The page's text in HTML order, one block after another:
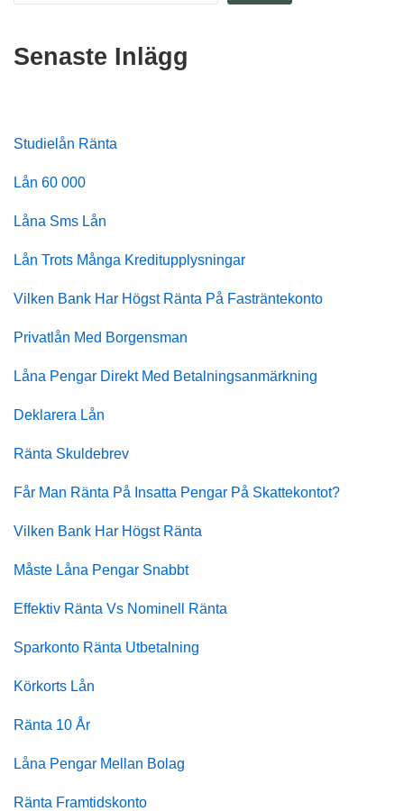
Senaste Inlägg
Studielån Ränta
Lån 60 000
Låna Sms Lån
Lån Trots Många Kreditupplysningar
Vilken Bank Har Högst Ränta På Fasträntekonto
Privatlån Med Borgensman
Låna Pengar Direkt Med Betalningsanmärkning
Deklarera Lån
Ränta Skuldebrev
Får Man Ränta På Insatta Pengar På Skattekontot?
Vilken Bank Har Högst Ränta
Måste Låna Pengar Snabbt
Effektiv Ränta Vs Nominell Ränta
Sparkonto Ränta Utbetalning
Körkorts Lån
Ränta 10 År
Låna Pengar Mellan Bolag
Ränta Framtidskonto